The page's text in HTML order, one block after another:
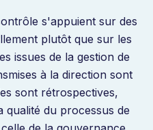
s'appuient sur des
plutôt que sur les
issues de la gestion de
à la direction sont
sont rétrospectives,
qualité du processus de